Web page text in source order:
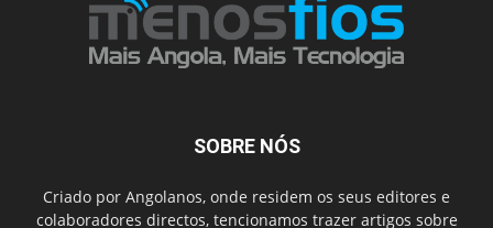
SOBRE NÓS
Criado por Angolanos, onde residem os seus editores e
colaboradores directos, tencionamos trazer artigos sobre